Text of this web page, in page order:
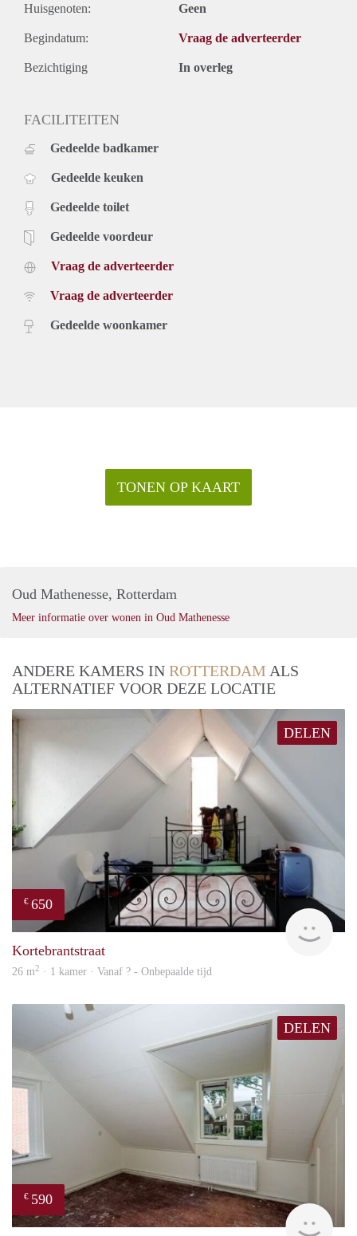
Huisgenoten: Geen
Begindatum: Vraag de adverteerder
Bezichtiging In overleg
FACILITEITEN
Gedeelde badkamer
Gedeelde keuken
Gedeelde toilet
Gedeelde voordeur
Vraag de adverteerder
Vraag de adverteerder
Gedeelde woonkamer
TONEN OP KAART
Oud Mathenesse, Rotterdam
Meer informatie over wonen in Oud Mathenesse
ANDERE KAMERS IN ROTTERDAM ALS
ALTERNATIEF VOOR DEZE LOCATIE
DELEN
€ 650
rent
Kortebrantstraat
26 m2 · 1 kamer · Vanaf ? - Onbepaalde tijd
DELEN
€ 590